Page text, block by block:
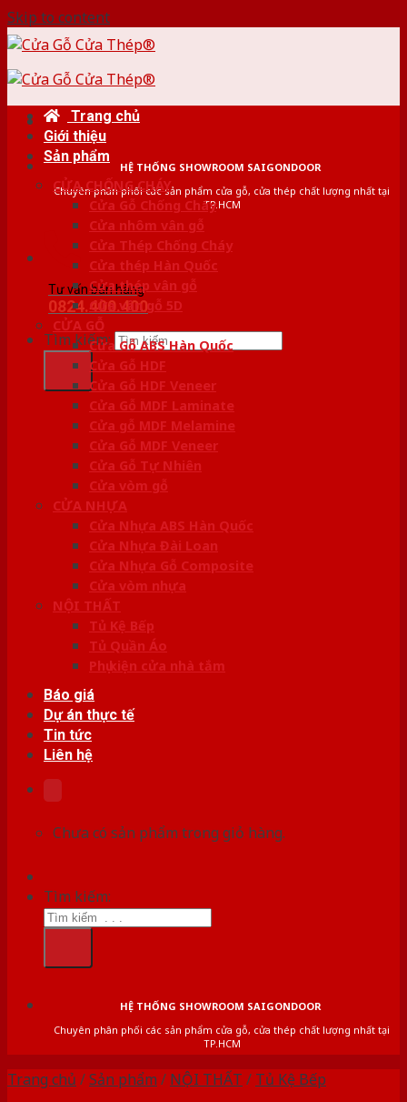
Skip to content
HỆ THỐNG SHOWROOM SAIGONDOOR
Chuyên phân phối các sản phẩm cửa gỗ, cửa thép chất lượng nhất tại
TP.HCM
Tư vấn bán hàng
0824.400.400
Tìm kiếm:
Trang chủ
Giới thiệu
Sản phẩm
CỬA CHỐNG CHÁY
Cửa Gỗ Chống Cháy
Cửa nhôm vân gỗ
Cửa Thép Chống Cháy
Cửa thép Hàn Quốc
Cửa thép vân gỗ
Cửa vân gỗ 5D
CỬA GỖ
Cửa Gỗ ABS Hàn Quốc
Cửa Gỗ HDF
Cửa Gỗ HDF Veneer
Cửa Gỗ MDF Laminate
Cửa gỗ MDF Melamine
Cửa Gỗ MDF Veneer
Cửa Gỗ Tự Nhiên
Cửa vòm gỗ
CỬA NHỰA
Cửa Nhựa ABS Hàn Quốc
Cửa Nhựa Đài Loan
Cửa Nhựa Gỗ Composite
Cửa vòm nhựa
NỘI THẤT
Tủ Kệ Bếp
Tủ Quần Áo
Phụ kiện cửa nhà tắm
Báo giá
Dự án thực tế
Tin tức
Liên hệ
Chưa có sản phẩm trong giỏ hàng.
Tìm kiếm:
HỆ THỐNG SHOWROOM SAIGONDOOR
Chuyên phân phối các sản phẩm cửa gỗ, cửa thép chất lượng nhất tại
TP.HCM
Trang chủ /Sản phẩm / NỘI THẤT / Tủ Kệ Bếp